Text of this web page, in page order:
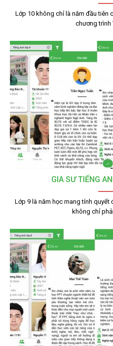
Lớp 10 không chỉ là năm đầu tiên
chương trình
GIA SƯ TIẾNG
Lớp 9 là năm học mang tính quyết
không chỉ